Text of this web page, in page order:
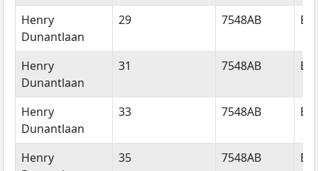
Henry
Dunantlaan
29 7548AB
Henry
Dunantlaan
31 7548AB
Henry
Dunantlaan
33 7548AB
Henry
35 7548AB